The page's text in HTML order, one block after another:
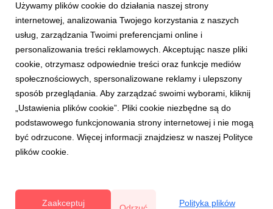
WYBORY 2020
Leon, 2 lata i 6 miesięcy
18 czerwca 2019
Syn Katarzyny i Grzegorza Górniak z Podlindowa,
gmina Mszczonów, Mazowsze. Kandydat w wyborach
dziecka, które degustacją pierwszych borówek
Używamy plików cookie do działania naszej strony
internetowej, analizowania Twojego korzystania z naszych
usług, zarządzania Twoimi preferencjami online i
personalizowania treści reklamowych. Akceptując nasze pliki
cookie, otrzymasz odpowiednie treści oraz funkcje mediów
społecznościowych, spersonalizowane reklamy i ulepszony
sposób przeglądania. Aby zarządzać swoimi wyborami, kliknij
„Ustawienia plików cookie”. Pliki cookie niezbędne są do
podstawowego funkcjonowania strony internetowej i nie mogą
być odrzucone. Więcej informacji znajdziesz w naszej Polityce
plików cookie.
Zaakceptuj
Polityka plików